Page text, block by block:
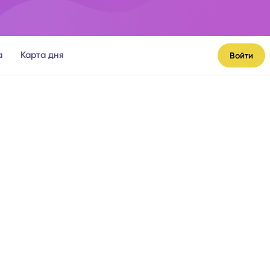
Карта дня Войти